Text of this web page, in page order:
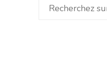
Rechercher